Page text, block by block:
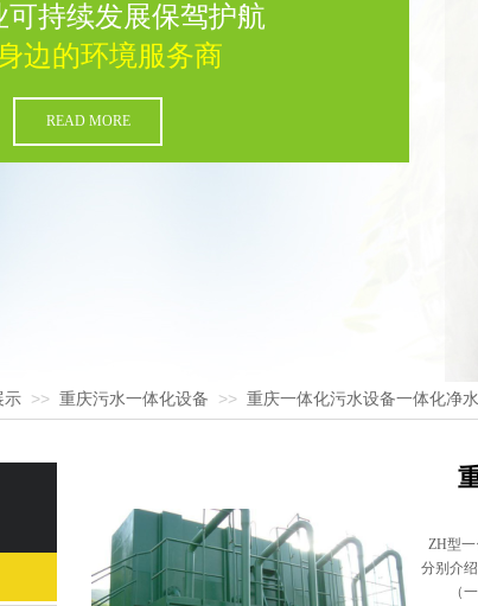
可持续发展保驾护航
边的环境服务商
READ MORE
示 >> 重庆污水一体化设备 >> 重庆一体化污水设备一体化净
ZH型
分别介绍
（